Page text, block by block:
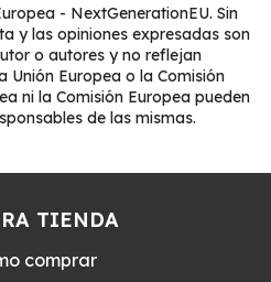
- NextGenerationEU. Sin
y las opiniones expresadas son
o autores y no reflejan
Unión Europea o la Comisión
ni la Comisión Europea pueden
de las mismas.
TIENDA
comprar